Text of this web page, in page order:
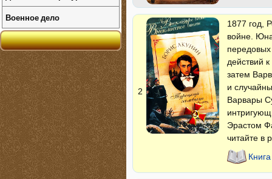
2
1877 год,
войне.
передовых
действий
затем
и
Варвары
Эрастом
читайте в
Военное дело